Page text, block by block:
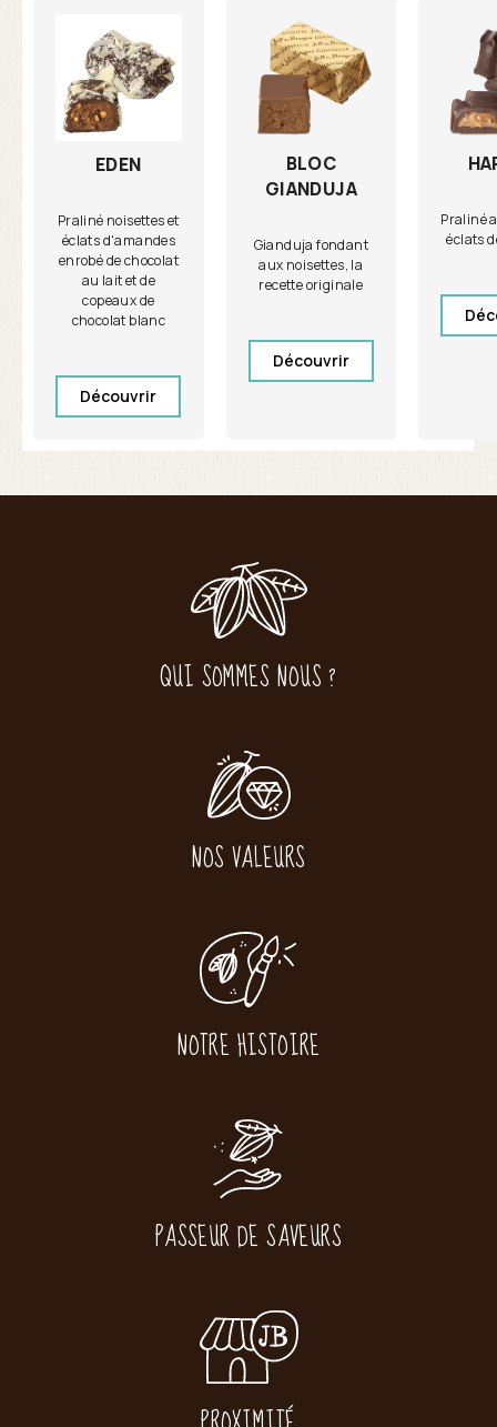
EDEN
Praliné noisettes et
éclats d'amandes
enrobé de chocolat
au lait et de
copeaux de
chocolat blanc
Découvrir
BLOC
GIANDUJA
Gianduja fondant
aux noisettes, la
recette originale
Découvrir
Praliné
éclats
QUI SOMMES NOUS ?
NOS VALEURS
NOTRE HISTOIRE
PASSEUR DE SAVEURS